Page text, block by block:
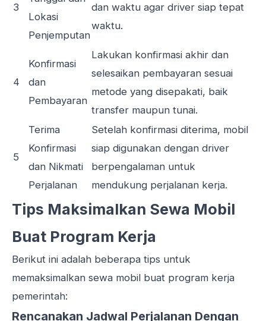
3
Lokasi
Penjemputan
dan waktu agar driver siap tepat
waktu.
4
Konfirmasi
dan
Pembayaran
Lakukan konfirmasi akhir dan
selesaikan pembayaran sesuai
metode yang disepakati, baik
transfer maupun tunai.
5
Terima
Konfirmasi
dan Nikmati
Perjalanan
Setelah konfirmasi diterima, mobil
siap digunakan dengan driver
berpengalaman untuk
mendukung perjalanan kerja.
Tips Maksimalkan Sewa Mobil
Buat Program Kerja
Berikut ini adalah beberapa tips untuk
memaksimalkan sewa mobil buat program kerja
pemerintah:
Rencanakan Jadwal Perjalanan Dengan